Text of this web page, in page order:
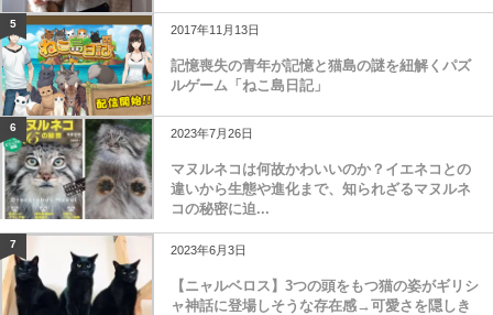
5 2017年11月13日
記憶喪失の青年が記憶と猫島の謎を紐解くパズ
ルゲーム「ねこ島日記」
6 2023年7月26日
マヌルネコは何故かわいいのか？イエネコとの
違いから生態や進化まで、知られざるマヌルネ
コの秘密に迫...
7 2023年6月3日
【ニャルベロス】3つの頭をもつ猫の姿がギリシ
ャ神話に登場しそうな存在感→可愛さを隠しき